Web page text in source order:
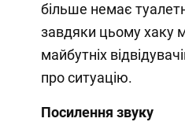
більше немає
завдяки цьому хаку
майбутніх
про ситуацію.
Посилення звуку